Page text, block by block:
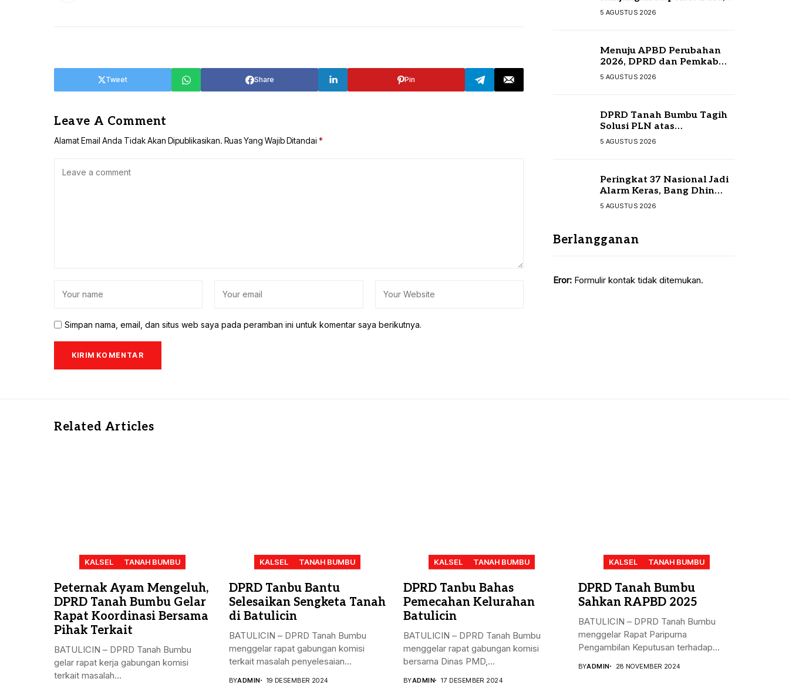
TANAH LAUT
Share
Tweet Pin
Leave A Comment
Alamat Email Anda Tidak Akan Dipublikasikan. Ruas Yang Wajib Ditandai *
Simpan nama, email, dan situs web saya pada peramban ini untuk komentar saya berikutnya.
Perkuat Sinergi
5 AGUSTUS 2026
Menuju APBD Perubahan
2026, DPRD dan Pemkab
Tanah Bumbu Resmi
5 AGUSTUS 2026
DPRD Tanah Bumbu Tagih
Solusi PLN atas
Pemadaman Listrik,
5 AGUSTUS 2026
Peringkat 37 Nasional Jadi
Alarm Keras, Bang Dhin
Desak Evaluasi Total
5 AGUSTUS 2026
Berlangganan
Eror: Formulir kontak tidak ditemukan.
Related Articles
KALSEL TANAH BUMBU
Peternak Ayam Mengeluh,
DPRD Tanah Bumbu Gelar
Rapat Koordinasi Bersama
Pihak Terkait
BATULICIN – DPRD Tanah Bumbu
gelar rapat kerja gabungan komisi
terkait masalah...
KALSEL TANAH BUMBU
DPRD Tanbu Bantu
Selesaikan Sengketa Tanah
di Batulicin
BATULICIN – DPRD Tanah Bumbu
menggelar rapat gabungan komisi
terkait masalah penyelesaian...
BYADMIN 19 DESEMBER 2024
KALSEL TANAH BUMBU
DPRD Tanbu Bahas
Pemecahan Kelurahan
Batulicin
BATULICIN – DPRD Tanah Bumbu
menggelar rapat gabungan komisi
bersama Dinas PMD,...
BYADMIN 17 DESEMBER 2024
KALSEL TANAH BUMBU
DPRD Tanah Bumbu
Sahkan RAPBD 2025
BATULICIN – DPRD Tanah Bumbu
menggelar Rapat Paripurna
Pengambilan Keputusan terhadap
BYADMIN 28 NOVEMBER 2024